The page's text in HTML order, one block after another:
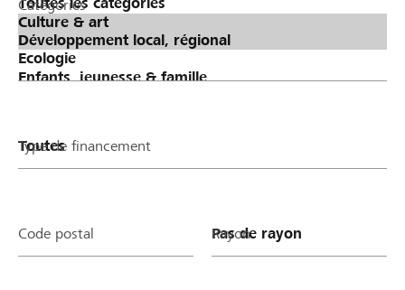
Catégories
Type de financement
Code postal Rayon